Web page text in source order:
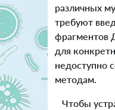
различных
требуют
фрагментов
для
недоступно
методам.
Чтобы